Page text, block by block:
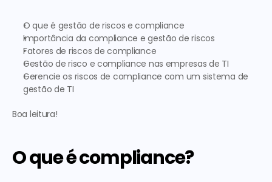
O que é gestão de riscos e compliance
Importância da compliance e gestão de riscos
Fatores de riscos de compliance
Gestão de risco e compliance nas empresas de TI
Gerencie os riscos de compliance com um sistema de
gestão de TI
Boa leitura!
O que é compliance?